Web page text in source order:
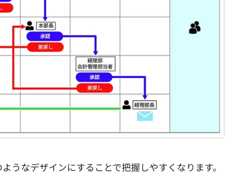
うなデザインにすることで把握しやすくなります。